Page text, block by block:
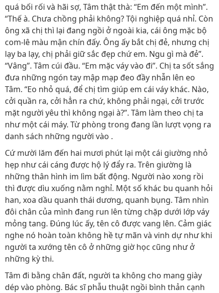
quá bối rối và hãi sợ, Tâm thật thà: “Em đến một mình”.
“Thế à. Chưa chồng phải không? Tội nghiệp quá nhỉ. Còn
ông xã chị thì lại đang ngồi ở ngoài kia, cái ông mặc bộ
com-lê màu mận chín đấy. Ông ấy bắt chị đẻ, nhưng chị
lạy ba lạy, chị phải giữ sắc đẹp chứ em. Ngu gì mà đẻ”.
“Vâng”. Tâm cúi đầu. “Em mặc váy vào đi”. Chị ta sốt sắng
đưa những ngón tay mập mạp đeo đầy nhẫn lên eo
Tâm. “Eo nhỏ quá, để chị tìm giúp em cái váy khác. Nào,
cởi quần ra, cởi hẳn ra chứ, không phải ngại, cởi trước
mặt người yêu thì không ngại à?”. Tâm làm theo chị ta
như một cái máy. Từ phòng trong đang lần lượt vọng ra
danh sách những người vào .
Cứ mười lăm đến hai mươi phút lại một cái giường nhỏ
hẹp như cái cáng được hộ lý đẩy ra. Trên giường là
những thân hình im lìm bất động. Người nào xong rồi
thì được dìu xuống nằm nghỉ. Một số khác bu quanh hỏi
han, xoa dầu quanh thái dương, quanh bụng. Tâm nhìn
đôi chân của mình đang run lên từng chặp dưới lớp váy
mỏng tang. Đúng lúc ấy, tên cô được vang lên. Cảm giác
nghe nó hoàn toàn không hề tự mãn và vinh dự như khi
người ta xướng tên cô ở những giờ học cũng như ở
những kỳ thi.
Tâm đi bằng chân đất, người ta không cho mang giày
dép vào phòng. Bác sĩ phẫu thuật ngồi bình thản cạnh